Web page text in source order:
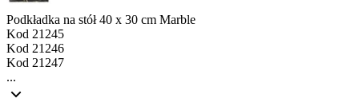
Podkładka na stół 40 x 30 cm Marble
Kod 21245
Kod 21246
Kod 21247
...